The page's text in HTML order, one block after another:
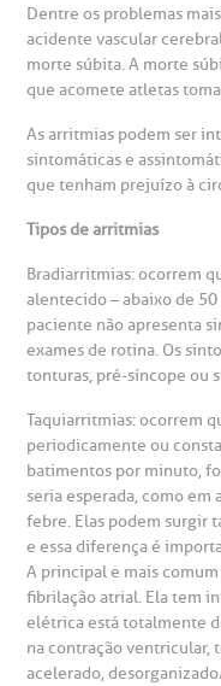
de Exames
Horário de atendimento: 2ª a
(11)3505-1000
Fale Conosco
Saiba
Endereço:
São Paulo - SP
BP
Saiba
social da BP
corporativa
social
a BP
Centro de
de Infarto SUS
de Visita
socorro
de cópia de
de
atendimento
Cirurgia
de Excelência
especialidades
Dentre os problemas
acidente vascular cerebral
morte súbita. A morte
que acomete atletas
As arritmias podem ser
sintomáticas e
que tenham prejuízo à
Tipos de arritmias
Bradiarritmias: ocorrem
alentecido – abaixo de
paciente não apresenta
exames de rotina. Os
tonturas, pré-síncope ou
Taquiarritmias: ocorrem
periodicamente ou
batimentos por minuto,
seria esperada, como em
febre. Elas podem surgir
e essa diferença é
A principal e mais
fibrilação atrial. Ela tem
elétrica está totalmente
na contração ventricular,
acelerado,